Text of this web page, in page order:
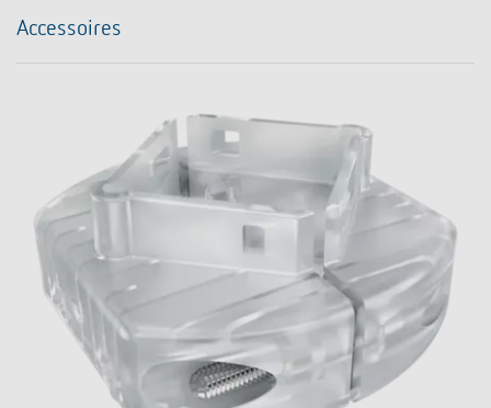
Accessoires